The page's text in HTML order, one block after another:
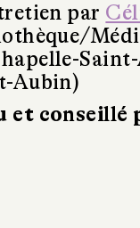
par
Aubin)
et conseillé